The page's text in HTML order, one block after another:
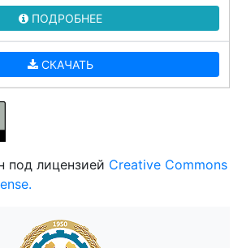
ПОДРОБНЕЕ
СКАЧАТЬ
под лицензией Creative Commons